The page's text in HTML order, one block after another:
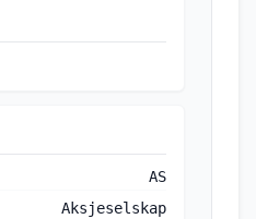
AS
Aksjeselskap